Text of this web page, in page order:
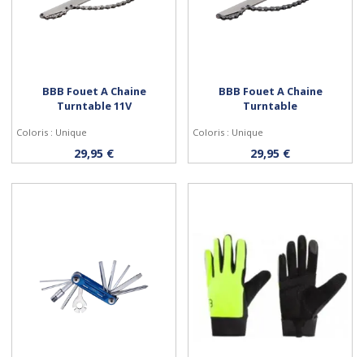
Acheter
BBB Fouet A Chaine
Turntable 11V
Coloris : Unique
29,95 € Acheter
BBB Fouet A Chaine
Turntable
Coloris : Unique
29,95 €